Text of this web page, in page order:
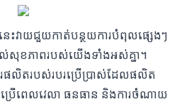
នេះវាយជួយកាត់បន្ថយការបំពុលផ្សេងៗ
ខភាពរបស់យើងទាំងអស់គ្នា។
លិតរបស់របរប្រើប្រាស់ដែលផលិត
ប្រើពេលវេលា ធនធាន និងការចំណាយ